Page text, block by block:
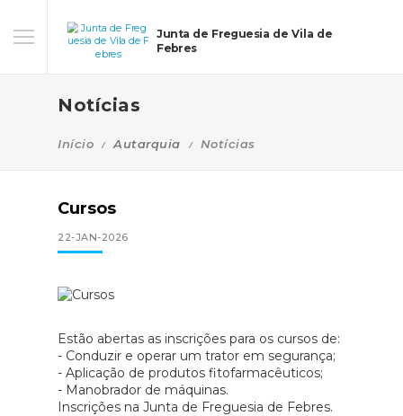
Junta de Freguesia de Vila de
Febres
Notícias
Início Autarquia Notícias
Cursos
22-JAN-2026
Estão abertas as inscrições para os cursos de:
- Conduzir e operar um trator em segurança;
- Aplicação de produtos fitofarmacêuticos;
- Manobrador de máquinas.
Inscrições na Junta de Freguesia de Febres.